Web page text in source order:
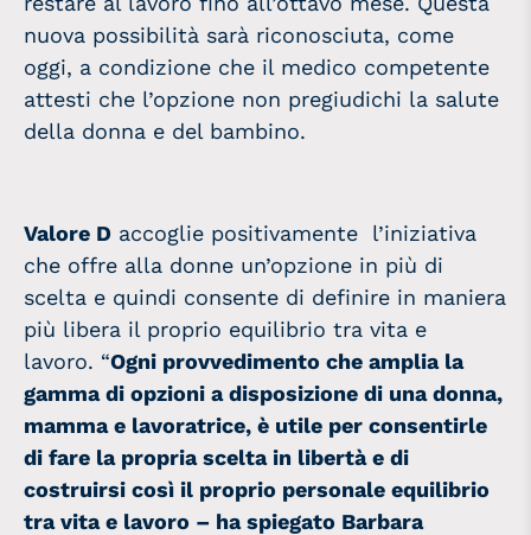
nuova possibilità sarà riconosciuta, come
oggi, a condizione che il medico competente
attesti che l’opzione non pregiudichi la salute
della donna e del bambino.
Valore D accoglie positivamente l’iniziativa
che offre alla donne un’opzione in più di
scelta e quindi consente di definire in maniera
più libera il proprio equilibrio tra vita e
lavoro. “Ogni provvedimento che amplia la
gamma di opzioni a disposizione di una donna,
mamma e lavoratrice, è utile per consentirle
di fare la propria scelta in libertà e di
costruirsi così il proprio personale equilibrio
tra vita e lavoro – ha spiegato Barbara